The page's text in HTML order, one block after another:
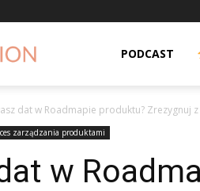
PODCAST
dat w Roadmapie produktu? Zrezygnuj z
zarządzania produktami
w